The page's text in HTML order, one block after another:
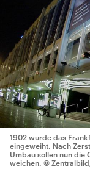
1902 wurde das
eingeweiht. Nach
Umbau sollen nun die
weichen. ©